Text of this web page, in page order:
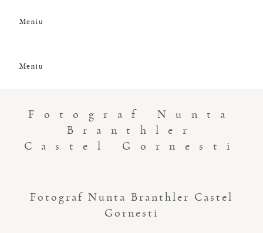
Meniu
Meniu
Fotograf Nunta
Branthler
Castel Gornesti
Fotograf Nunta Branthler Castel
Gornesti
GALERIE VIDEO